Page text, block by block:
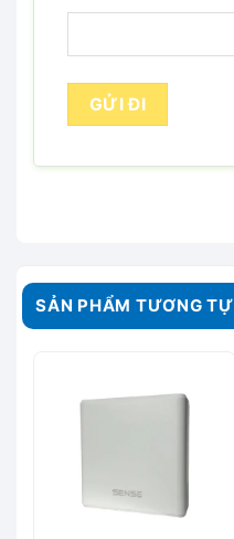
SẢN PHẨM TƯƠNG TỰ